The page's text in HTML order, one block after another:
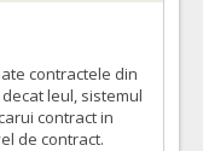
contractele din
leul, sistemul
contract in
de contract.